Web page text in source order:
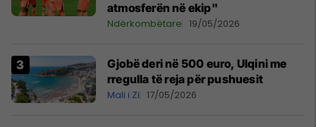
atmosferën në ekip"
Ndërkombëtare 19/05/2026
Gjobë deri në 500 euro, Ulqini me
rregulla të reja për pushuesit
Mali i Zi 17/05/2026